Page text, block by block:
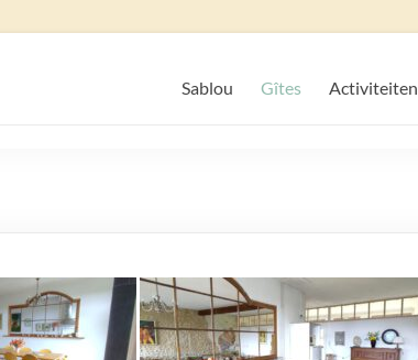
Sablou Gîtes Activiteiten